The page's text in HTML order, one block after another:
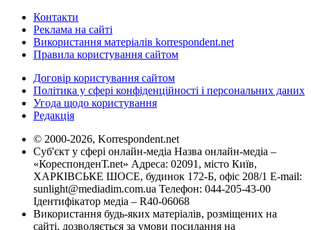
Контакти
Реклама на сайті
Використання матеріалів korrespondent.net
Правила користування сайтом
Договір користування сайтом
Політика у сфері конфіденційності і персональних даних
Угода щодо користування
Редакція
© 2000-2026, Korrespondent.net
Суб'єкт у сфері онлайн-медіа Назва онлайн-медіа –
«КореспонденТ.net» Адреса: 02091, місто Київ,
ХАРКІВСЬКЕ ШОСЕ, будинок 172-Б, офіс 208/1 E-mail:
sunlight@mediadim.com.ua Телефон: 044-205-43-00
Ідентифікатор медіа – R40-06068
Використання будь-яких матеріалів, розміщених на
сайті, дозволяється за умови посилання на